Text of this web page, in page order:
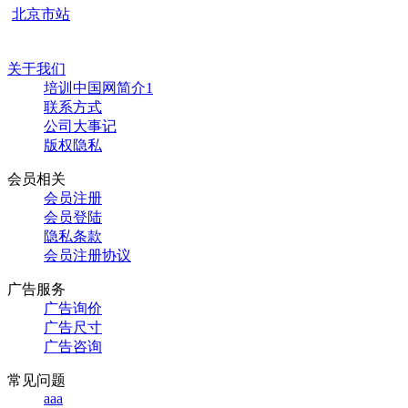
北京市站
关于我们
培训中国网简介1
联系方式
公司大事记
版权隐私
会员相关
会员注册
会员登陆
隐私条款
会员注册协议
广告服务
广告询价
广告尺寸
广告咨询
常见问题
aaa